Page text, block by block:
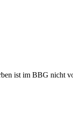
ist im BBG nicht